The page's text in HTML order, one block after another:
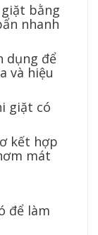
bằng
nhanh
dụng để
và hiệu
giặt có
kết hợp
mát
để làm